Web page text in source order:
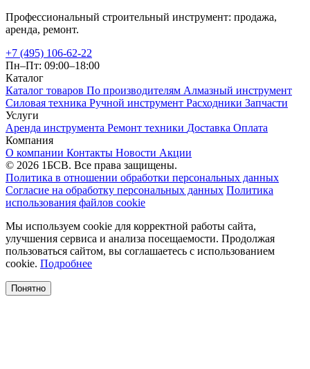
Профессиональный строительный инструмент: продажа,
аренда, ремонт.
+7 (495) 106-62-22
Пн–Пт: 09:00–18:00
Каталог
Каталог товаров По производителям Алмазный инструмент
Силовая техника Ручной инструмент Расходники Запчасти
Услуги
Аренда инструмента Ремонт техники Доставка Оплата
Компания
О компании Контакты Новости Акции
© 2026 1БСВ. Все права защищены.
Политика в отношении обработки персональных данных
Согласие на обработку персональных данных Политика
использования файлов cookie
Мы используем cookie для корректной работы сайта,
улучшения сервиса и анализа посещаемости. Продолжая
пользоваться сайтом, вы соглашаетесь с использованием
cookie. Подробнее
Понятно